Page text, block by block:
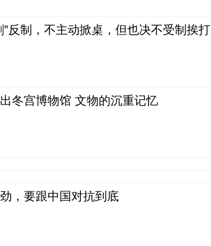
”反制，不主动掀桌，但也决不受制挨打
冬宫博物馆 文物的沉重记忆
，要跟中国对抗到底